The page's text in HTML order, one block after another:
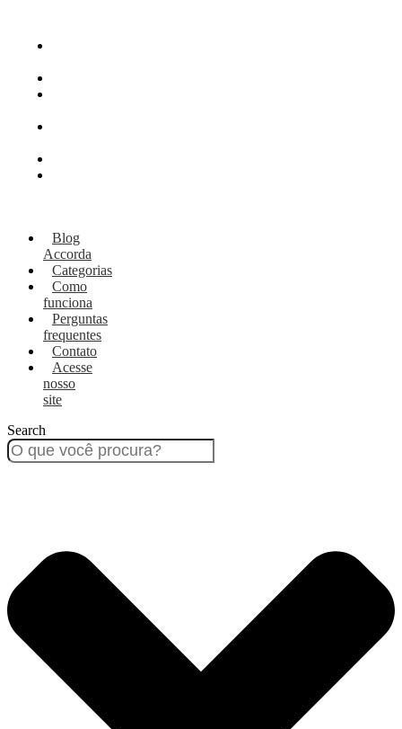
Blog
Accorda
Categorias
Como
funciona
Perguntas
frequentes
Contato
Acesse
nosso
site
Search